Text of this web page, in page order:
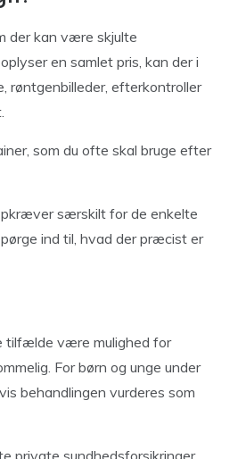
der kan være skjulte
en samlet pris, kan der i
røntgenbilleder, efterkontroller
som du ofte skal bruge efter
særskilt for de enkelte
ind til, hvad der præcist er
tilfælde være mulighed for
For børn og unge under
behandlingen vurderes som
private sundhedsforsikringer